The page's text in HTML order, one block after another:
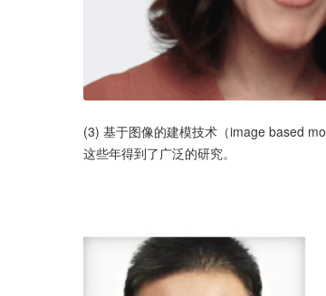
(3) 基于图像的建模技术（image based
这些年得到了广泛的研究。